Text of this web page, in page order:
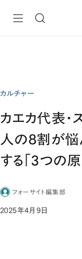
カルチャー
カエカ代表・
人の8割が悩
する「3つの原
フォーサイト編集部
2025年4月9日